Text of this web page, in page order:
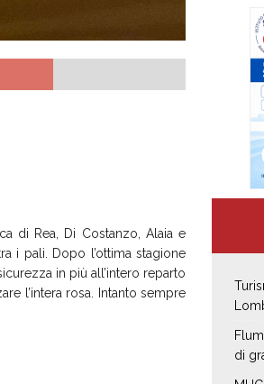
di Rea, Di Costanzo, Alaia e
i pali. Dopo l’ottima stagione
in più all’intero reparto
l’intera rosa. Intanto sempre
di